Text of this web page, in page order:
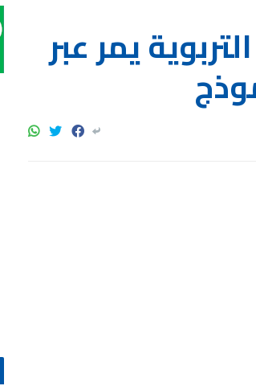
يمر عبر